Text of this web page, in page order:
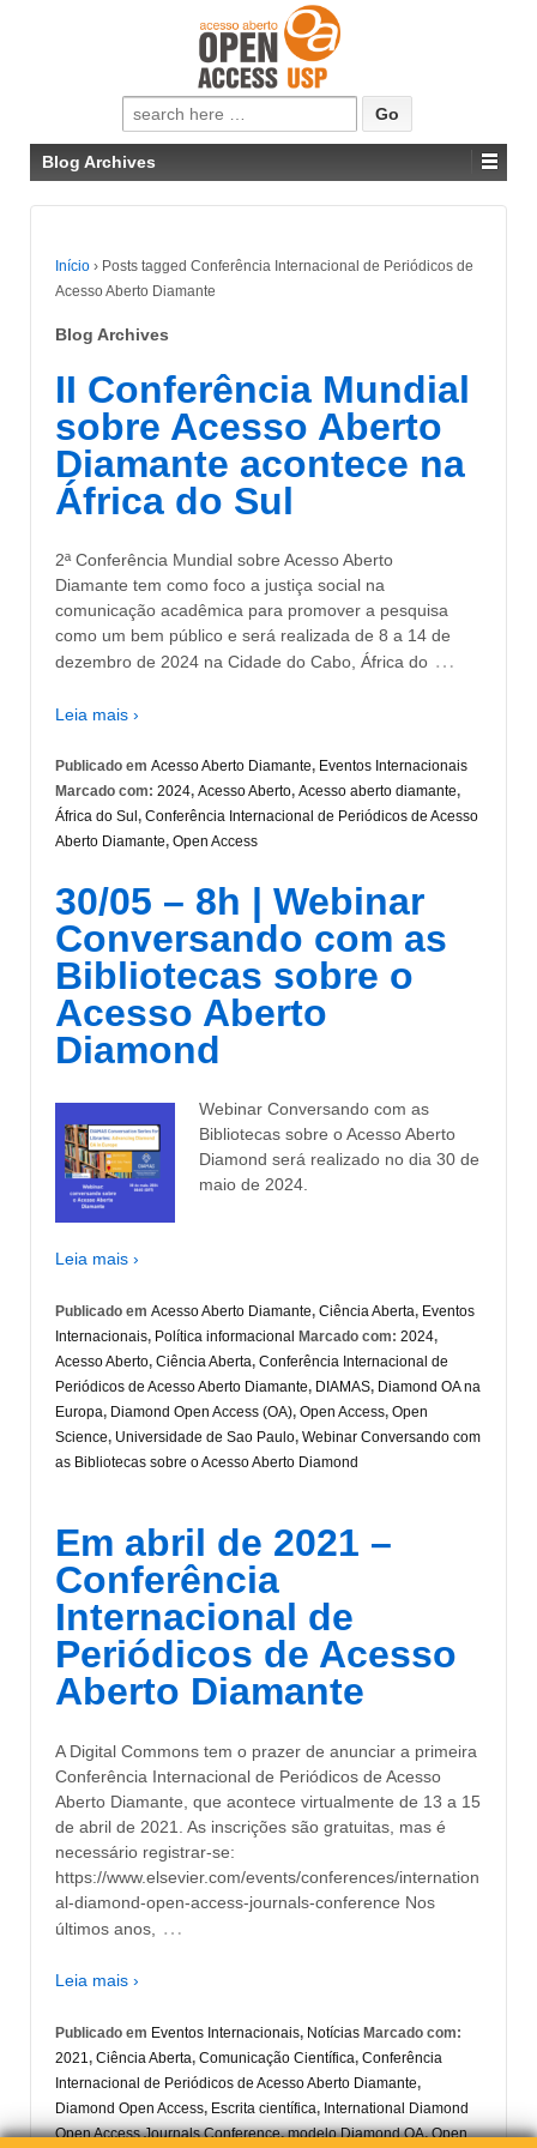
Pesquisar
por:
Blog Archives
Início › Posts tagged Conferência Internacional de Periódicos de
Acesso Aberto Diamante
Blog Archives
II Conferência Mundial
sobre Acesso Aberto
Diamante acontece na
África do Sul
2ª Conferência Mundial sobre Acesso Aberto
Diamante tem como foco a justiça social na
comunicação acadêmica para promover a pesquisa
como um bem público e será realizada de 8 a 14 de
dezembro de 2024 na Cidade do Cabo, África do …
Leia mais ›
Publicado em Acesso Aberto Diamante, Eventos Internacionais
Marcado com: 2024, Acesso Aberto, Acesso aberto diamante,
África do Sul , Conferência Internacional de Periódicos de Acesso
Aberto Diamante, Open Access
30/05 – 8h | Webinar
Conversando com as
Bibliotecas sobre o
Acesso Aberto
Diamond
Webinar Conversando com as
Bibliotecas sobre o Acesso Aberto
Diamond será realizado no dia 30 de
maio de 2024.
Leia mais ›
Publicado em Acesso Aberto Diamante, Ciência Aberta, Eventos
Internacionais, Política informacional Marcado com: 2024,
Acesso Aberto, Ciência Aberta, Conferência Internacional de
Periódicos de Acesso Aberto Diamante, DIAMAS, Diamond OA na
Europa, Diamond Open Access (OA), Open Access, Open
Science, Universidade de Sao Paulo, Webinar Conversando com
as Bibliotecas sobre o Acesso Aberto Diamond
Em abril de 2021 –
Conferência
Internacional de
Periódicos de Acesso
Aberto Diamante
A Digital Commons tem o prazer de anunciar a primeira
Conferência Internacional de Periódicos de Acesso
Aberto Diamante, que acontece virtualmente de 13 a 15
de abril de 2021. As inscrições são gratuitas, mas é
necessário registrar-se:
https://www.elsevier.com/events/conferences/internation
al-diamond-open-access-journals-conference Nos
últimos anos,
…
Leia mais ›
Publicado em Eventos Internacionais, Notícias Marcado com:
2021 , Ciência Aberta, Comunicação Científica, Conferência
Internacional de Periódicos de Acesso Aberto Diamante,
Diamond Open Access, Escrita científica, International Diamond
Open Access Journals Conference,modelo Diamond OA,Open